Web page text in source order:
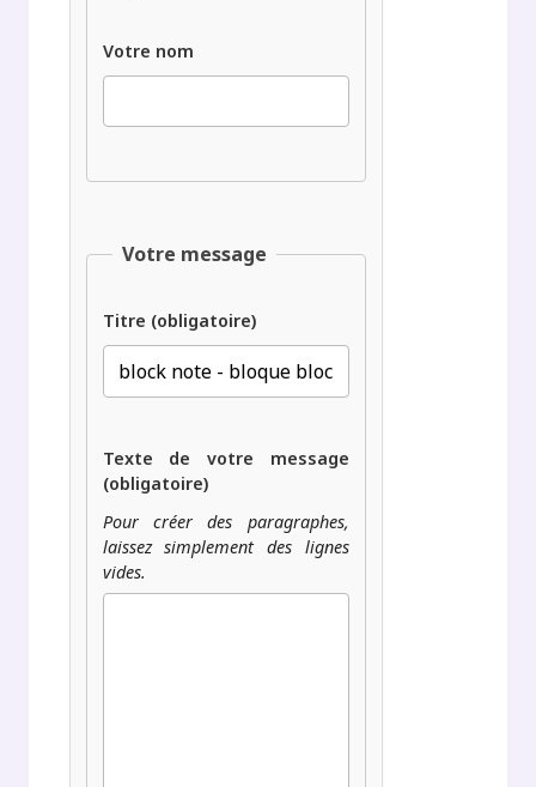
Votre nom
Votre message
Titre (obligatoire)
Texte de votre message
(obligatoire)
Pour créer des paragraphes,
laissez simplement des lignes
vides.